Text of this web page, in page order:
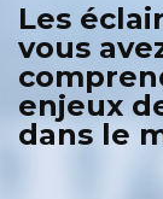
Les
vous
enjeux
dans le